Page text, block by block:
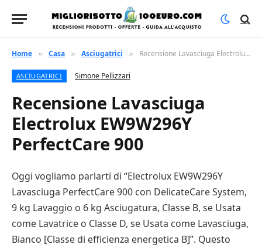
Home » Casa » Asciugatrici » Recensione Lavasciuga Electrolux EW9W296Y PerfectCare 900
ASCIUGATRICI Simone Pellizzari
Recensione Lavasciuga
Electrolux EW9W296Y
PerfectCare 900
Oggi vogliamo parlarti di “Electrolux EW9W296Y
Lavasciuga PerfectCare 900 con DelicateCare System,
9 kg Lavaggio o 6 kg Asciugatura, Classe B, se Usata
come Lavatrice o Classe D, se Usata come Lavasciuga,
Bianco [Classe di efficienza energetica B]”. Questo